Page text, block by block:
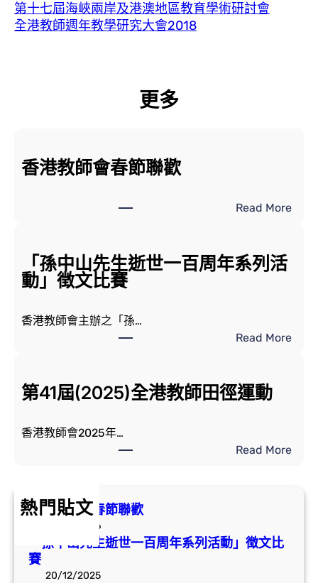
第十七屆海峽兩岸及港澳地區教育學術研討會
全港教師週年教學研究大會2018
更多
香港教師會春節聯歡
Read More
「孫中山先生逝世一百周年系列活
動」徴文比賽
香港教師會主辦之「孫…
Read More
第41屆(2025)全港教師田徑運動
香港教師會2025年…
Read More
熱門貼文
香港教師會春節聯歡
27/03/2026
「孫中山先生逝世一百周年系列活動」徴文比
賽
20/12/2025